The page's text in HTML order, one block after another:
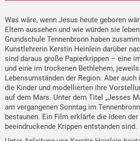
Was wäre, wenn Jesus heute geboren
Eltern aussehen und wie würden sie
Grundschule Tennenbronn haben
Kunstlehrerin Kerstin Heinlein darüber
sind daraus große Papierkrippen – eine
und eine im trockenen Bethlehem,
Lebensumständen der Region. Aber
die Kinder und modellierten ihre
auf dem Mars. Unter dem Titel „Jesses
am vergangenen Sonntag im
bestaunen. Ein Film erklärte die Ideen
beeindruckende Krippen entstanden sind.